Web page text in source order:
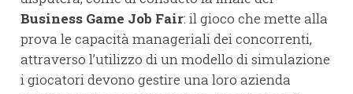
Business Game Job Fair: il gioco che mette alla
prova le capacità manageriali dei concorrenti,
attraverso l’utilizzo di un modello di simulazione
i giocatori devono gestire una loro azienda